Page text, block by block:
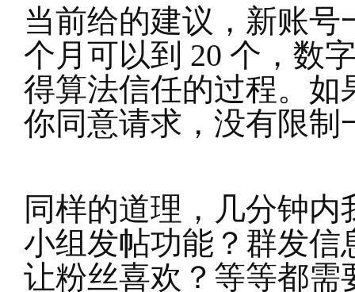
当前给的建议，新账号
个月可以到 20 个，数
得算法信任的过程。如
你同意请求，没有限制
同样的道理，几分钟
小组发帖功能？群发信
让粉丝喜欢？等等都需